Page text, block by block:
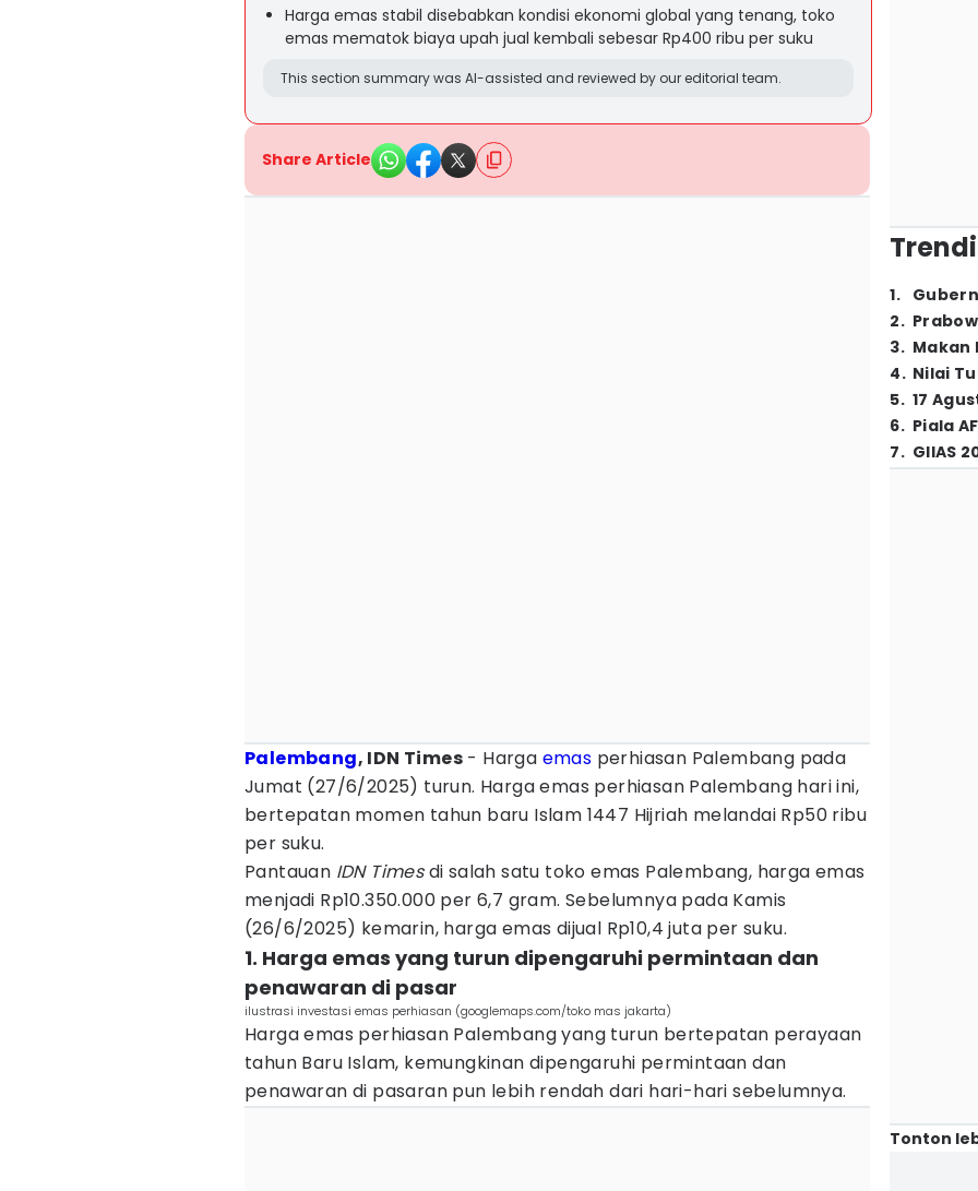
Harga emas stabil disebabkan kondisi ekonomi global yang tenang, toko
emas mematok biaya upah jual kembali sebesar Rp400 ribu per suku
This section summary was AI-assisted and reviewed by our editorial team.
Share Article
Palembang, IDN Times - Harga emas perhiasan Palembang pada
Jumat (27/6/2025) turun. Harga emas perhiasan Palembang hari ini,
bertepatan momen tahun baru Islam 1447 Hijriah melandai Rp50 ribu
per suku.
Pantauan IDN Timesdi salah satu toko emas Palembang, harga emas
menjadi Rp10.350.000 per 6,7 gram. Sebelumnya pada Kamis
(26/6/2025) kemarin, harga emas dijual Rp10,4 juta per suku.
1. Harga emas yang turun dipengaruhi permintaan dan
penawaran di pasar
ilustrasi investasi emas perhiasan (googlemaps.com/toko mas jakarta)
Harga emas perhiasan Palembang yang turun bertepatan perayaan
tahun Baru Islam, kemungkinan dipengaruhi permintaan dan
penawaran di pasaran pun lebih rendah dari hari-hari sebelumnya.
1.
2.
3. Makan
4. Nilai
5. 17
6. Piala
7. GIIAS
Tonton